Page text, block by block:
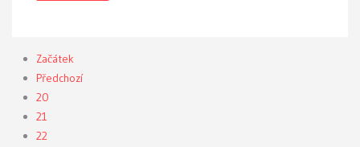
Začátek
Předchozí
20
21
22